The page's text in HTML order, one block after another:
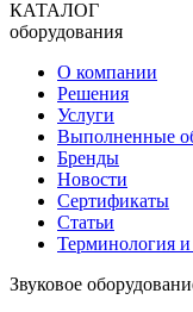
КАТАЛОГ
оборудования
О компании
Решения
Услуги
Выполненные
Бренды
Новости
Сертификаты
Статьи
Терминология и
Звуковое